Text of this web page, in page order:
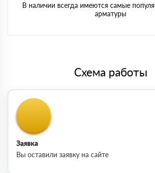
В наличии всегда имеются самые
арматуры
Схема работы
Заявка
Вы оставили заявку на сайте